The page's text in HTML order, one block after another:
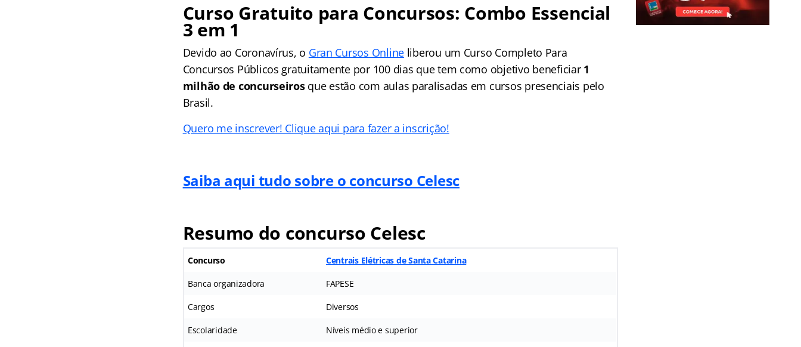
Curso Gratuito para Concursos: Combo Essencial
3 em 1
Devido ao Coronavírus, o Gran Cursos Onlineliberou um Curso Completo Para
Concursos Públicos gratuitamente por 100 dias que tem como objetivo beneficiar 1
milhão de concurseirosque estão com aulas paralisadas em cursos presenciais pelo
Brasil.
Quero me inscrever! Clique aqui para fazer a inscrição!
Saiba aqui tudo sobre o concurso Celesc
Resumo do concurso Celesc
Concurso Centrais Elétricas de Santa Catarina
Banca organizadora FAPESE
Cargos Diversos
Escolaridade Níveis médio e superior